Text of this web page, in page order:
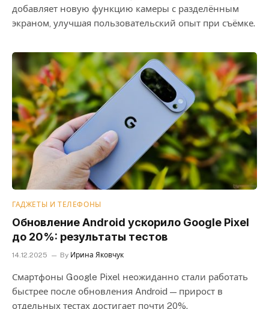
добавляет новую функцию камеры с разделённым
экраном, улучшая пользовательский опыт при съёмке.
ГАДЖЕТЫ И ТЕЛЕФОНЫ
Обновление Android ускорило Google Pixel
до 20%: результаты тестов
14.12.2025 By Ирина Яковчук
Смартфоны Google Pixel неожиданно стали работать
быстрее после обновления Android — прирост в
отдельных тестах достигает почти 20%.